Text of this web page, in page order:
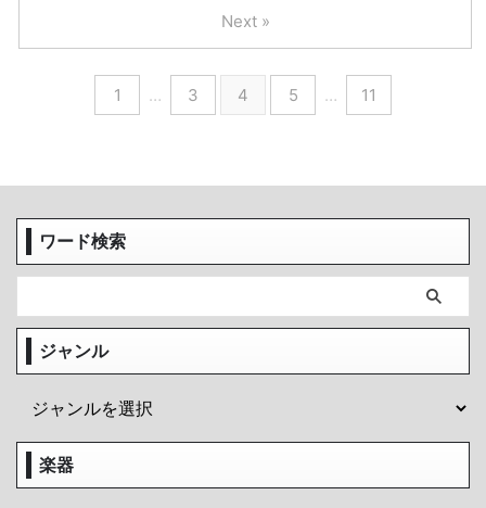
1 … 3 4 5 … 11
Next »
ワード検索
ジャンル
楽器